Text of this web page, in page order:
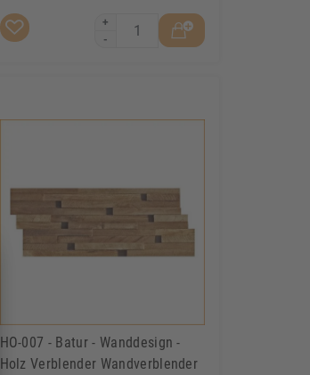
+
-
HO-007 - Batur - Wanddesign -
Holz Verblender Wandverblender